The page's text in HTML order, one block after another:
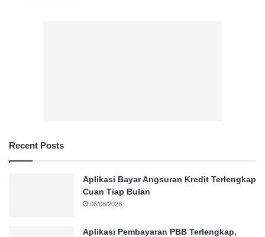
Recent Posts
Aplikasi Bayar Angsuran Kredit Terlengkap
Cuan Tiap Bulan
06/08/2026
Aplikasi Pembayaran PBB Terlengkap,